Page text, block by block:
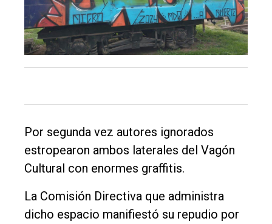
El
único
DIARIO
Balcarce
Inicio
Tendencia
General
Por segunda vez autores ignorados
estropearon ambos laterales del Vagón
Cultural con enormes graffitis.
La Comisión Directiva que administra
dicho espacio manifiestó su repudio por